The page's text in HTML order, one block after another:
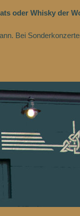
oder Whisky der
Bei